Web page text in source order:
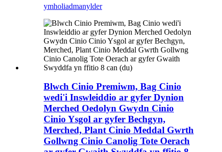
ymholiadmanylder
Blwch Cinio Premiwm, Bag Cinio
wedi'i Inswleiddio ar gyfer Dynion
Merched Oedolyn Gwydn Cinio
Cinio Ysgol ar gyfer Bechgyn,
Merched, Plant Cinio Meddal Gwrth
Gollwng Cinio Canolig Tote Oerach